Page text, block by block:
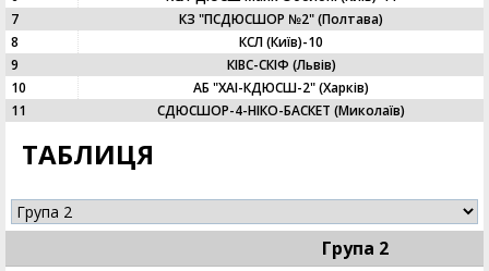
7
КЗ "ПСДЮСШОР №2" (Полтава)
8
КСЛ (Київ)-10
9
КIВС-СКІФ (Львів)
10
АБ "ХАІ-КДЮСШ-2" (Харків)
11
СДЮСШОР-4-НІКО-БАСКЕТ (Миколаїв)
ТАБЛИЦЯ
Група 2